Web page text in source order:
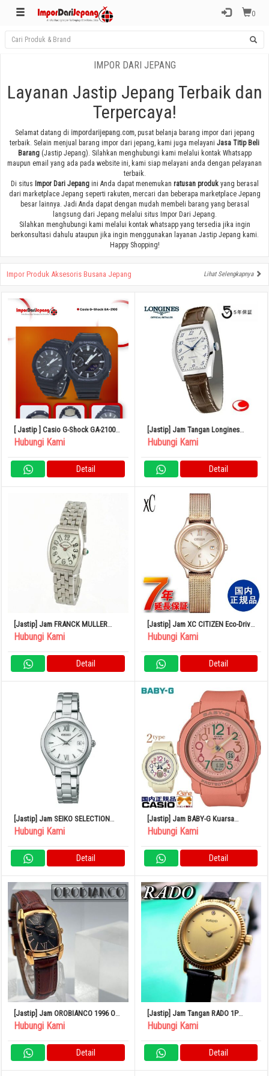
0
IMPOR DARI JEPANG
Layanan Jastip Jepang Terbaik dan
Terpercaya!
Selamat datang di impordarijepang.com, pusat belanja barang impor dari jepang
terbaik. Selain menjual barang impor dari jepang, kami juga melayani Jasa Titip Beli
Barang(Jastip Jepang). Silahkan menghubungi kami melalui kontak Whatsapp
maupun email yang ada pada website ini, kami siap melayani anda dengan pelayanan
terbaik.
Di situs Impor Dari Jepangini Anda dapat menemukan ratusan produkyang berasal
dari marketplace Jepang seperti rakuten, mercari dan beberapa marketplace Jepang
besar lainnya. Jadi Anda dapat dengan mudah membeli barang yang berasal
langsung dari Jepang melalui situs Impor Dari Jepang.
Silahkan menghubungi kami melalui kontak whatsapp yang tersedia jika ingin
berkonsultasi dahulu ataupun jika ingin menggunakan layanan Jastip Jepang kami.
Happy Shopping!
Impor Produk Aksesoris Busana Jepang Lihat Selengkapnya
[ Jastip ] Casio G-Shock GA-2100
Japan
Hubungi Kami
Detail
[Jastip] Jam Tangan Longines
Evidenza Pemutar Otomatis
L2.142.4.73.4
Hubungi Kami
Detail
[Jastip] Jam FRANCK MULLER
Tono Curvex Intermedia 2251QZ
Hubungi Kami
Detail
[Jastip] Jam XC CITIZEN Eco-Drive
Official Japanese Product
Wristwatch EW2635-54A
Hubungi Kami
Detail
[Jastip] Jam SEIKO SELECTION
SWFH131 Radio Solar
Hubungi Kami
Detail
[Jastip] Jam BABY-G Kuarsa
Analog Digital Kronograf Terakota
BGA-290PA-4AJF
Hubungi Kami
Detail
[Jastip] Jam OROBIANCO 1996 OR-
0028N 500
Hubungi Kami
Detail
[Jastip] Jam Tangan RADO 1P
Diamond Round Gold 583
Hubungi Kami
Detail